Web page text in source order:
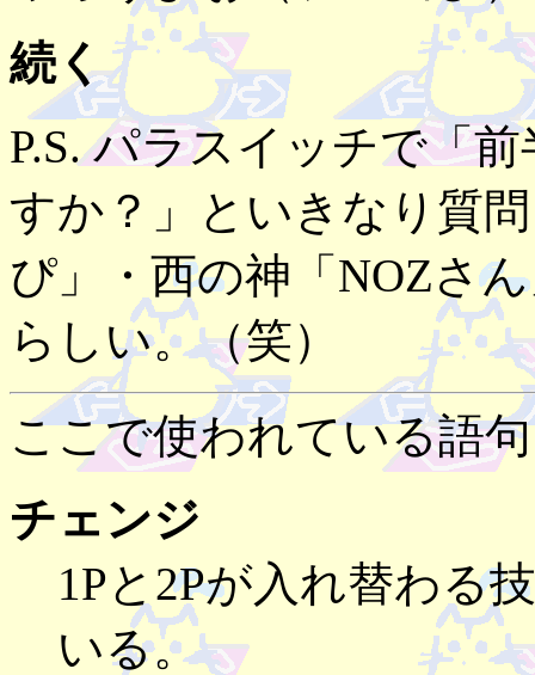
続く
P.S. パラスイッチで「
すか？」といきなり質
ぴ」・西の神「NOZさ
らしい。（笑）
ここで使われている語
チェンジ
1Pと2Pが入れ替わる
いる。